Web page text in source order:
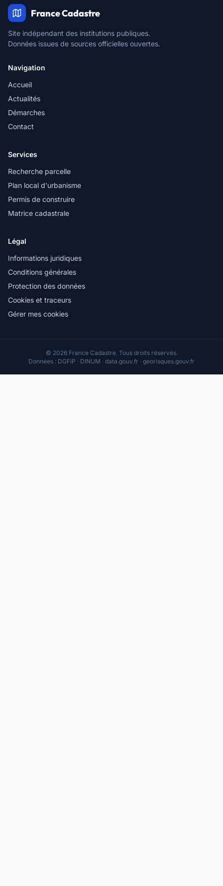
France Cadastre
Site indépendant des institutions publiques.
Données issues de sources officielles ouvertes.
Navigation
Accueil
Actualités
Démarches
Contact
Services
Recherche parcelle
Plan local d'urbanisme
Permis de construire
Matrice cadastrale
Légal
Informations juridiques
Conditions générales
Protection des données
Cookies et traceurs
Gérer mes cookies
© 2026 France Cadastre. Tous droits réservés.
Données : DGFiP · DINUM · data.gouv.fr · georisques.gouv.fr